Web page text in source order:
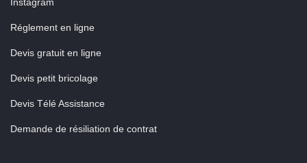
Instagram
Réglement en ligne
Devis gratuit en ligne
Devis petit bricolage
Devis Télé Assistance
Demande de résiliation de contrat